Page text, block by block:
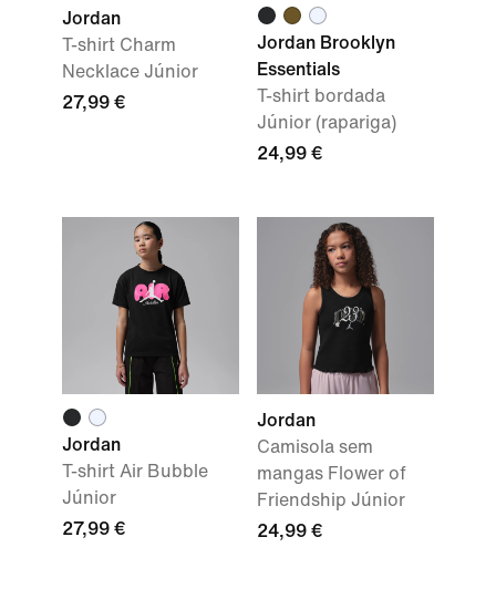
Jordan
T-shirt Charm
Necklace Júnior
27,99 €
Jordan Brooklyn
Essentials
T-shirt bordada
Júnior (rapariga)
24,99 €
Jordan
T-shirt Air Bubble
Júnior
27,99 €
Jordan
Camisola sem
mangas Flower of
Friendship Júnior
24,99 €